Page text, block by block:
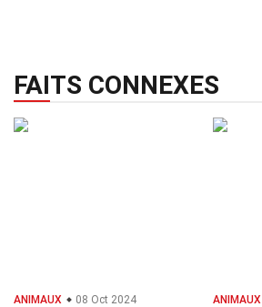
FAITS CONNEXES
ANIMAUX 08 Oct 2024 ANIMAUX